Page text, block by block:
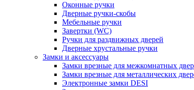
Оконные ручки
Дверные ручки-скобы
Мебельные ручки
Завертки (WC)
Ручки для раздвижных дверей
Дверные хрустальные ручки
Замки и аксессуары
Замки врезные для межкомнатных
Замки врезные для металлических
Электронные замки DESI